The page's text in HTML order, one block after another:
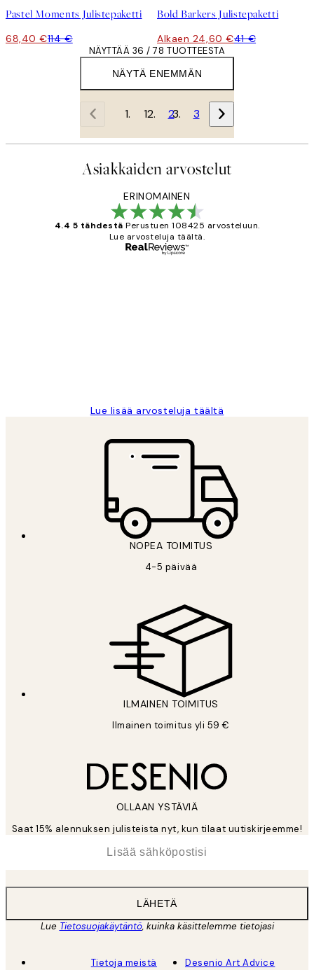
Pastel Moments Julistepaketti
68,40 €114 €
Bold Barkers Julistepaketti
Alkaen 24,60 €41 €
NÄYTÄ ENEMMÄN
NÄYTTÄÄ 36 / 78 TUOTTEESTA
1 2 3
Asiakkaiden arvostelut
ERINOMAINEN
4.4 5 tähdestä Perustuen 108425 arvosteluun.
Lue arvosteluja täältä.
Lue lisää arvosteluja täältä
NOPEA TOIMITUS
4-5 päivää
ILMAINEN TOIMITUS
Ilmainen toimitus yli 59 €
OLLAAN YSTÄVIÄ
Saat 15% alennuksen julisteista nyt, kun tilaat uutiskirjeemme!
LÄHETÄ
Lue Tietosuojakäytäntö, kuinka käsittelemme tietojasi
Tietoja meistä
Desenio Art Advice